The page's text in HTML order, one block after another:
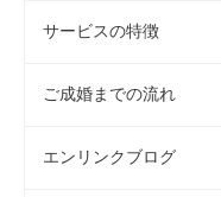
サービスの特徴
ご成婚までの流れ
エンリンクブログ